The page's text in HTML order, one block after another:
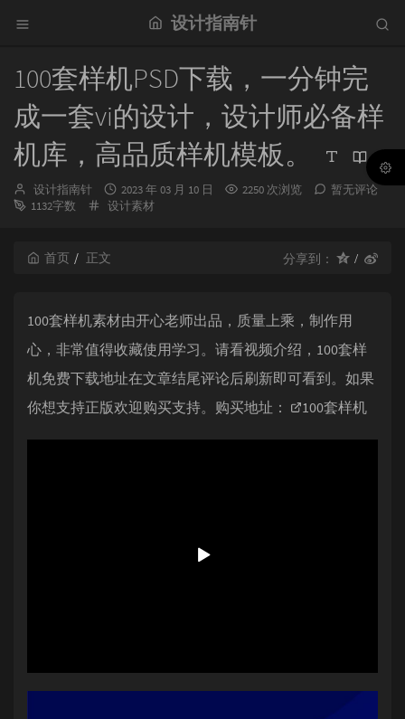
设计指南针
100套样机PSD下载，一分钟完
成一套vi的设计，设计师必备样
机库，高品质样机模板。
博
主：
设计指南针
发
布
2023 年 03 月 10 日 2250 次浏览
暂无评论
1132字数
分
设计素材
首页 正文 分享到：
100套样机素材由开心老师出品，质量上乘，制作用
心，非常值得收藏使用学习。请看视频介绍，100套样
机免费下载地址在文章结尾评论后刷新即可看到。如果
你想支持正版欢迎购买支持。购买地址：
100套样机